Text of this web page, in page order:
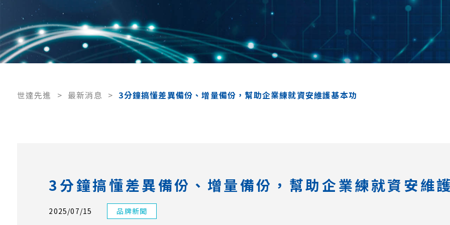
世達先進 > 最新消息 > 3分鐘搞懂差異備份、增量備份，幫助企業練就資安維護基本功
3分鐘搞懂差異備份、增量備份，幫助企業練就資安維
2025/07/15 品牌新聞